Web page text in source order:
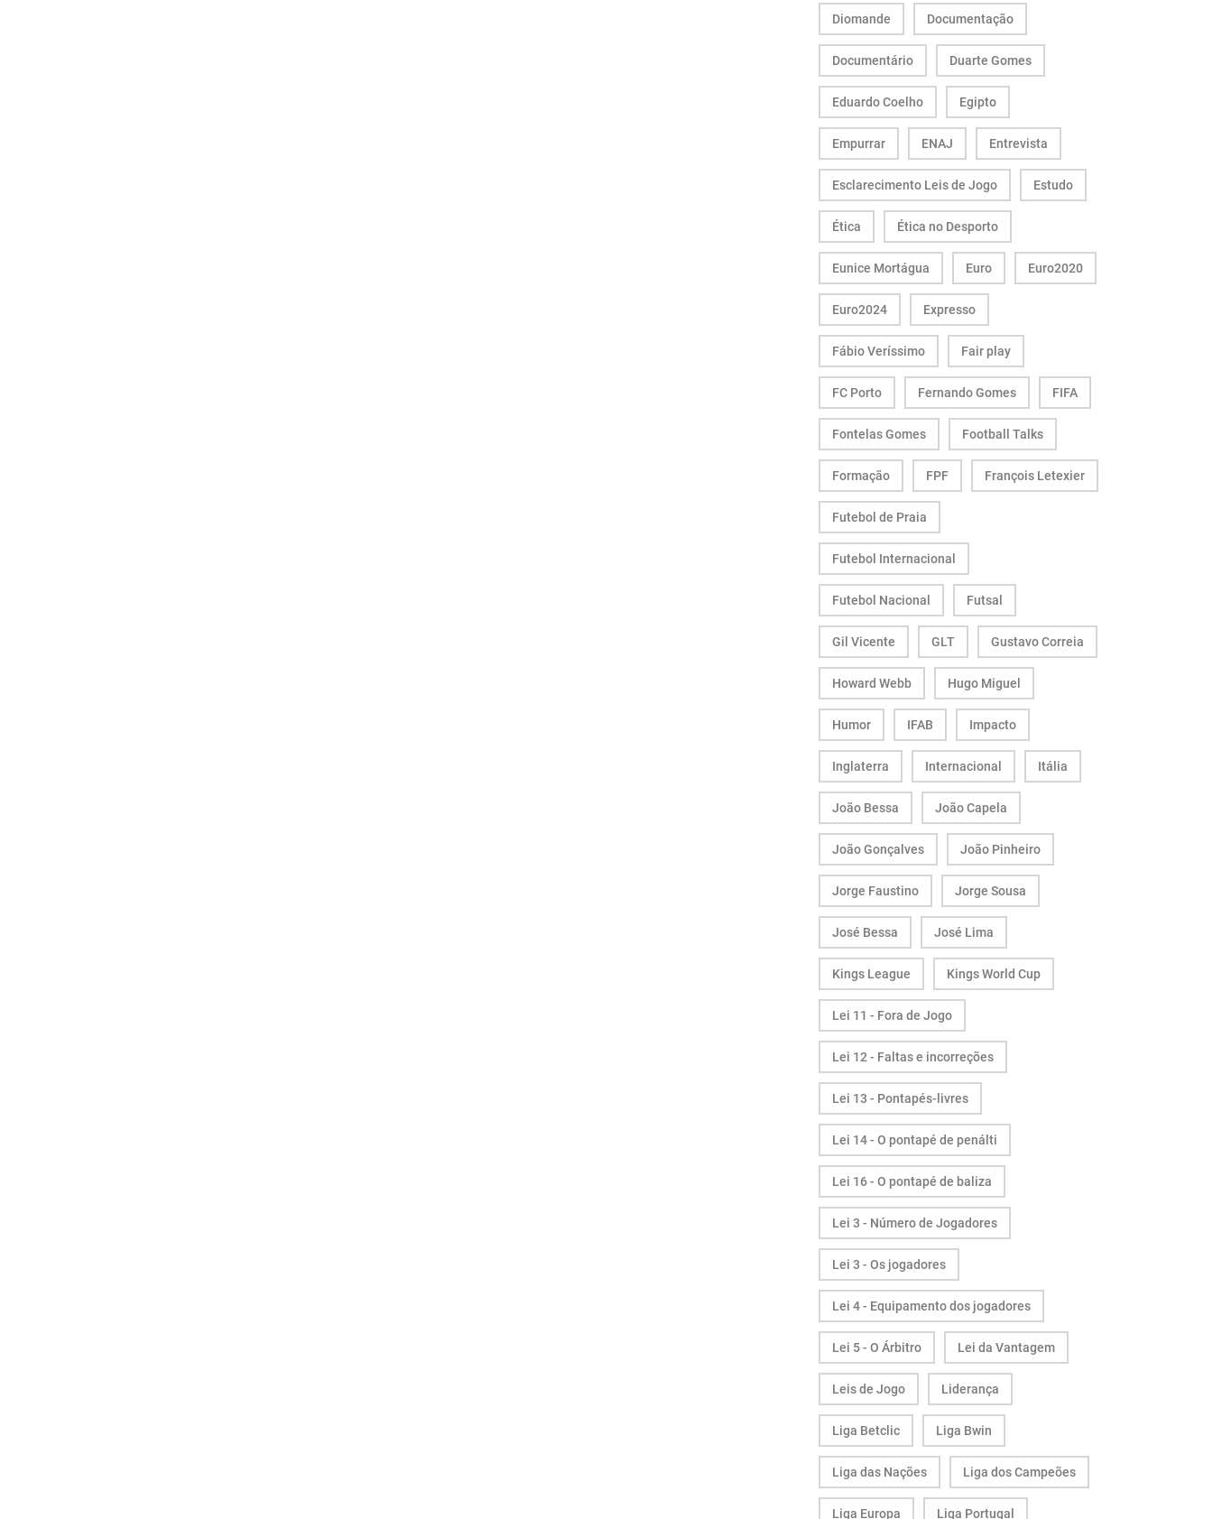
Diomande Documentação
Documentário Duarte Gomes
Eduardo Coelho Egipto
Empurrar ENAJ Entrevista
Esclarecimento Leis de Jogo Estudo
Ética Ética no Desporto
Eunice Mortágua Euro Euro2020
Euro2024 Expresso
Fábio Veríssimo Fair play
FC Porto Fernando Gomes FIFA
Fontelas Gomes Football Talks
Formação FPF François Letexier
Futebol de Praia
Futebol Internacional
Futebol Nacional Futsal
Gil Vicente GLT Gustavo Correia
Howard Webb Hugo Miguel
Humor IFAB Impacto
Inglaterra Internacional Itália
João Bessa João Capela
João Gonçalves João Pinheiro
Jorge Faustino Jorge Sousa
José Bessa José Lima
Kings League Kings World Cup
Lei 11 - Fora de Jogo
Lei 12 - Faltas e incorreções
Lei 13 - Pontapés-livres
Lei 14 - O pontapé de penálti
Lei 16 - O pontapé de baliza
Lei 3 - Número de Jogadores
Lei 3 - Os jogadores
Lei 4 - Equipamento dos jogadores
Lei 5 - O Árbitro Lei da Vantagem
Leis de Jogo Liderança
Liga Betclic Liga Bwin
Liga das Nações Liga dos Campeões
Liga Europa Liga Portugal